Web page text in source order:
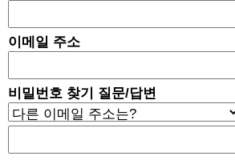
이메일 주소
비밀번호 찾기 질문/답변